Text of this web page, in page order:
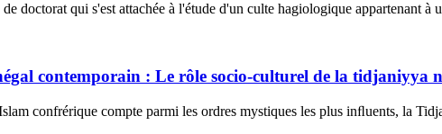
doctorat qui s'est attachée à l'étude d'un culte hagiologique appartenant à
contemporain : Le rôle socio-culturel de la tidjaniyya
confrérique compte parmi les ordres mystiques les plus inﬂuents, la